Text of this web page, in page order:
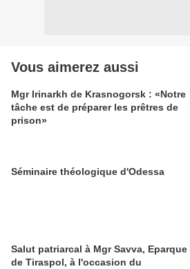
Vous aimerez aussi
Mgr Irinarkh de Krasnogorsk : «Notre
tâche est de préparer les prêtres de
prison»
Séminaire théologique d'Odessa
Salut patriarcal à Mgr Savva, Eparque
de Tiraspol, à l'occasion du